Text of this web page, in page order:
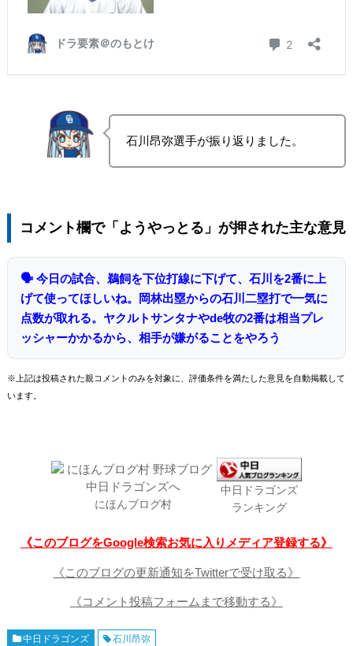
石川昂弥選手が振り返りました。
コメント欄で「ようやっとる」が押された主な意見
🗣 今日の試合、鵜飼を下位打線に下げて、石川を2番に上
げて使ってほしいね。岡林出塁からの石川二塁打で一気に
点数が取れる。ヤクルトサンタナやde牧の2番は相当プレ
ッシャーかかるから、相手が嫌がることをやろう
※上記は投稿された親コメントのみを対象に、評価条件を満たした意見を自動掲載して
います。
にほんブログ村
中日ドラゴンズ
ランキング
《このブログをGoogle検索お気に入りメディア登録する》
《このブログの更新通知をTwitterで受け取る》
《コメント投稿フォームまで移動する》
中日ドラゴンズ 石川昂弥